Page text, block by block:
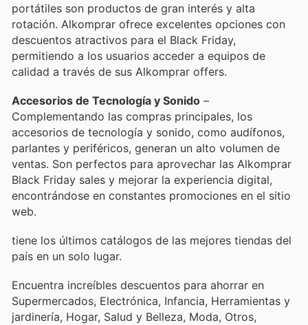
portátiles son productos de gran interés y alta
rotación. Alkomprar ofrece excelentes opciones con
descuentos atractivos para el Black Friday,
permitiendo a los usuarios acceder a equipos de
calidad a través de sus Alkomprar offers.
Accesorios de Tecnología y Sonido –
Complementando las compras principales, los
accesorios de tecnología y sonido, como audífonos,
parlantes y periféricos, generan un alto volumen de
ventas. Son perfectos para aprovechar las Alkomprar
Black Friday sales y mejorar la experiencia digital,
encontrándose en constantes promociones en el sitio
web.
tiene los últimos catálogos de las mejores tiendas del
país en un solo lugar.
Encuentra increíbles descuentos para ahorrar en
Supermercados, Electrónica, Infancia, Herramientas y
jardinería, Hogar, Salud y Belleza, Moda, Otros,